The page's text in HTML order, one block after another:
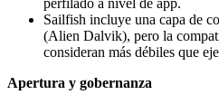
Sailfish incluye una capa de
(Alien Dalvik), pero la
consideran más débiles que
Apertura y gobernanza